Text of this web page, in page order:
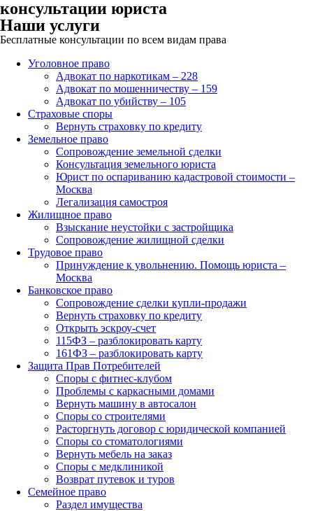
консультации юриста
Наши услуги
Бесплатные консультации по всем видам права
Уголовное право
Адвокат по наркотикам – 228
Адвокат по мошенничеству – 159
Адвокат по убийству – 105
Страховые споры
Вернуть страховку по кредиту
Земельное право
Сопровождение земельной сделки
Консультация земельного юриста
Юрист по оспариванию кадастровой стоимости –
Москва
Легализация самостроя
Жилищное право
Взыскание неустойки с застройщика
Сопровождение жилищной сделки
Трудовое право
Принуждение к увольнению. Помощь юриста –
Москва
Банковское право
Сопровождение сделки купли-продажи
Вернуть страховку по кредиту
Открыть эскроу-счет
115ФЗ – разблокировать карту
161ФЗ – разблокировать карту
Защита Прав Потребителей
Споры с фитнес-клубом
Проблемы с каркасными домами
Вернуть машину в автосалон
Споры со строителями
Расторгнуть договор с юридической компанией
Споры со стоматологиями
Вернуть мебель на заказ
Споры с медклиникой
Возврат путевок и туров
Семейное право
Раздел имущества